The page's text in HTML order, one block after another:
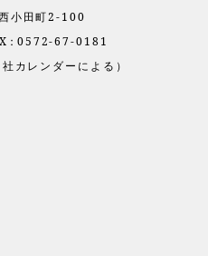
小田町2-100
： 0572-67-0181
カレンダーによる）